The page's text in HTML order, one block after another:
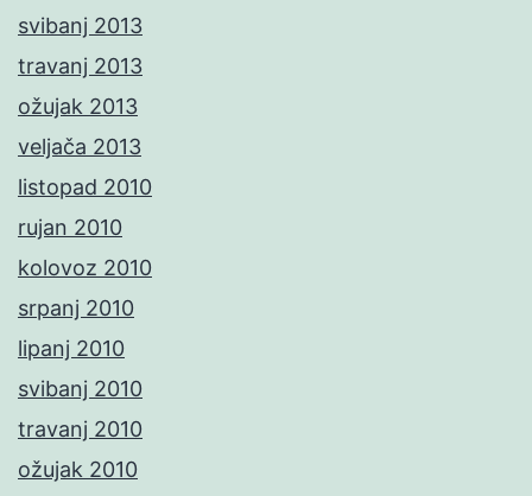
svibanj 2013
travanj 2013
ožujak 2013
veljača 2013
listopad 2010
rujan 2010
kolovoz 2010
srpanj 2010
lipanj 2010
svibanj 2010
travanj 2010
ožujak 2010